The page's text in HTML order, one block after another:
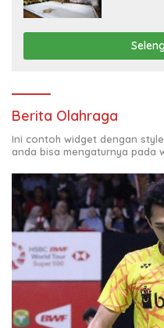
Berita Olahraga
Ini contoh widget dengan
anda bisa mengaturnya pada